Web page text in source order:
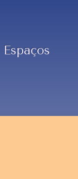
Espaços